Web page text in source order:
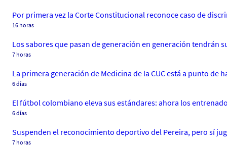
Por primera vez la Corte Constitucional reconoce caso de
16 horas
Los sabores que pasan de generación en generación tendrán
7 horas
La primera generación de Medicina de la CUC está a punto de
6 días
El fútbol colombiano eleva sus estándares: ahora los
6 días
Suspenden el reconocimiento deportivo del Pereira, pero sí
7 horas